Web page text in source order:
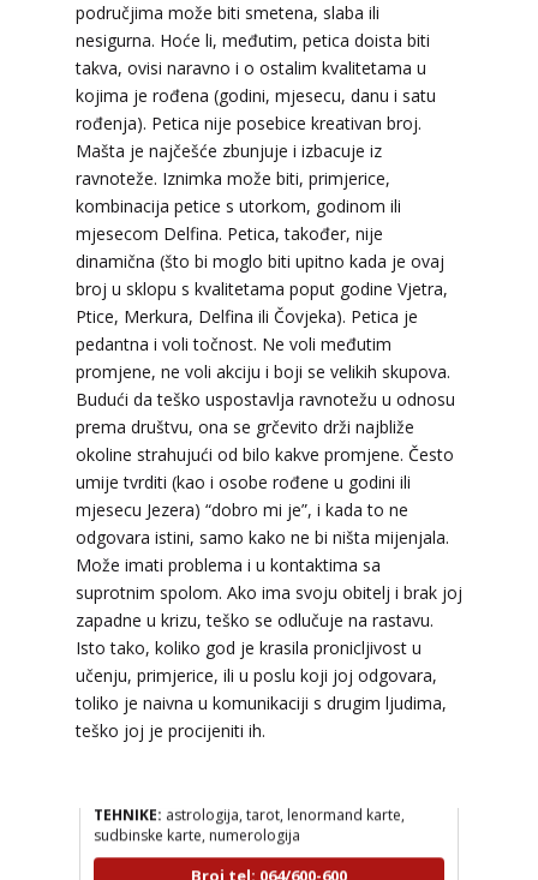
područjima može biti smetena, slaba ili
nesigurna. Hoće li, međutim, petica doista biti
takva, ovisi naravno i o ostalim kvalitetama u
kojima je rođena (godini, mjesecu, danu i satu
rođenja). Petica nije posebice kreativan broj.
Mašta je najčešće zbunjuje i izbacuje iz
ravnoteže. Iznimka može biti, primjerice,
kombinacija petice s utorkom, godinom ili
mjesecom Delfina. Petica, također, nije
dinamična (što bi moglo biti upitno kada je ovaj
broj u sklopu s kvalitetama poput godine Vjetra,
Ptice, Merkura, Delfina ili Čovjeka). Petica je
pedantna i voli točnost. Ne voli međutim
promjene, ne voli akciju i boji se velikih skupova.
Budući da teško uspostavlja ravnotežu u odnosu
prema društvu, ona se grčevito drži najbliže
okoline strahujući od bilo kakve promjene. Često
umije tvrditi (kao i osobe rođene u godini ili
mjesecu Jezera) “dobro mi je”, i kada to ne
odgovara istini, samo kako ne bi ništa mijenjala.
Može imati problema i u kontaktima sa
suprotnim spolom. Ako ima svoju obitelj i brak joj
zapadne u krizu, teško se odlučuje na rastavu.
Isto tako, koliko god je krasila pronicljivost u
učenju, primjerice, ili u poslu koji joj odgovara,
toliko je naivna u komunikaciji s drugim ljudima,
teško joj je procijeniti ih.
LUCIJA/ Kod #136
Tarot savjetnik je zauzet
TEHNIKE:sudbinske karte, anđeoske poruke
Broj tel: 064/600-600
tel:0,93€ - mob:1,12€ min
DENI / Kod 15
Tarot savjetnik je zauzet
TEHNIKE:tarot, tarot marseille, ljubavni tarot, visak
Broj tel: 064/600-600
tel:0,93€ - mob:1,12€ min
EMA/ Kod 30
Tarot savjetnik je zauzet
Broj tel: 064/600-600
tel:0,93€ - mob:1,12€ min